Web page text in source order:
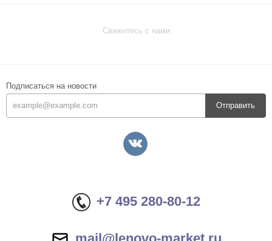
Свяжитесь с нами
Подписаться на новости
Отправить
+7 495 280-80-12